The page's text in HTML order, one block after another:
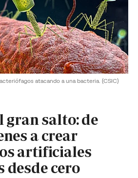
atacando a una bacteria. (CSIC)
gran salto: de
a crear
artificiales
desde cero